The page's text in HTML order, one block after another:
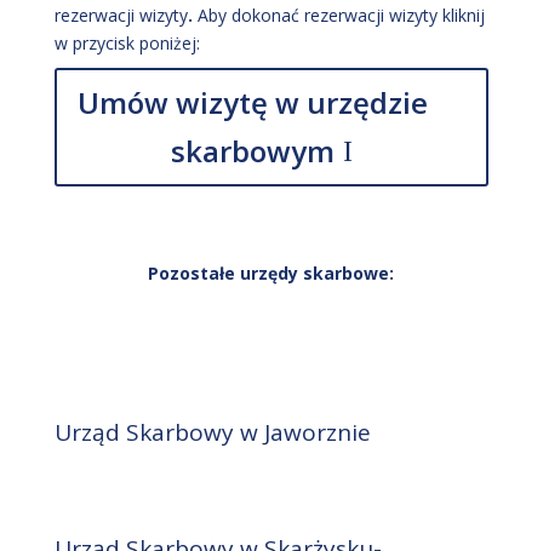
rezerwacji wizyty. Aby dokonać rezerwacji wizyty kliknij
w przycisk poniżej:
Umów wizytę w urzędzie
skarbowym
Pozostałe urzędy skarbowe:
Urząd Skarbowy w Jaworznie